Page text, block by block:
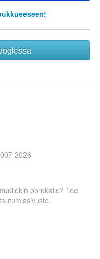
2026
porukalle? Tee